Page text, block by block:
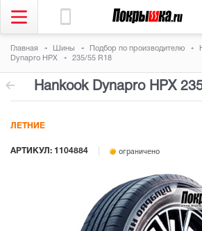
Главная Шины Подбор по производителю
Dynapro HPX
235/55 R18
Hankook Dynapro HPX
АРТИКУЛ: 1104884 ограничено
ЛЕТНИЕ